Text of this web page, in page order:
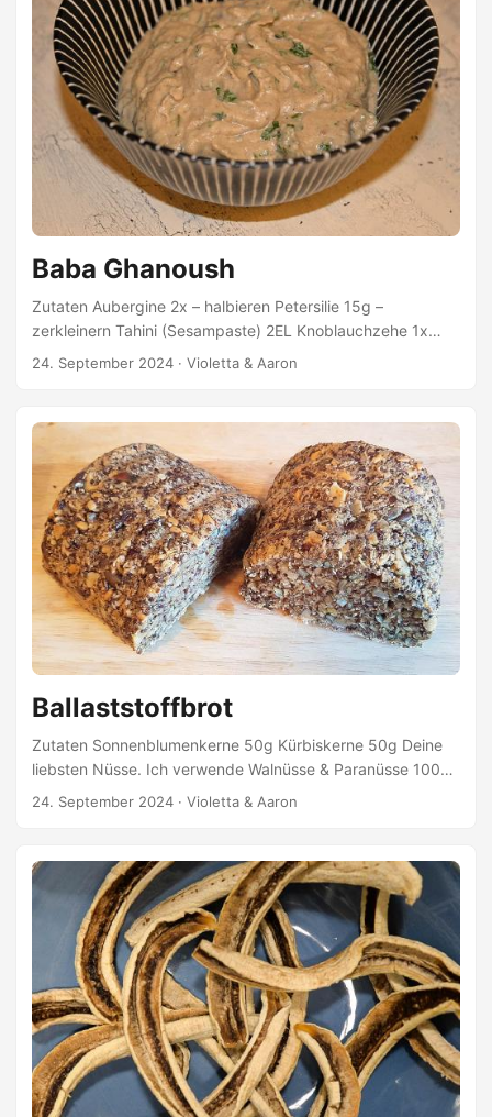
Baba Ghanoush
Zutaten Aubergine 2x – halbieren Petersilie 15g –
zerkleinern Tahini (Sesampaste) 2EL Knoblauchzehe 1x
Zitronensaft 3TL Olivenöl 2EL Kreuzkümmelsamen 0,5TL –
Minuten backen bzw. bis die Auberginen schrumplig
werden. Anschließend das Innere der Aubergine
entnehmen. Die trockene Haut wird nicht weiter benötigt.
Alle Zutaten bis auf die Petersilie zu den Auberginen geben
und miteinander fein pürieren. ...
24. September 2024 · Violetta & Aaron
Ballaststoffbrot
Zutaten Sonnenblumenkerne 50g Kürbiskerne 50g Deine
liebsten Nüsse. Ich verwende Walnüsse & Paranüsse 100g
– zerkleinern Leinsamen (geschrotet) 100g – schroten
1,5TL Kokosöl Zubereitung Alle Zutaten miteinander
vermischen. Backofen vorheizen. Backform mit Kokosöl
einfetten, die Masse hinein geben und bei 200°C für ca. 60
Min. backen.
24. September 2024 · Violetta & Aaron